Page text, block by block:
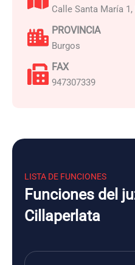
Calle Santa María
PROVINCIA
Burgos
FAX
947307339
LISTA DE FUNCIONES
Funciones del
Cillaperlata